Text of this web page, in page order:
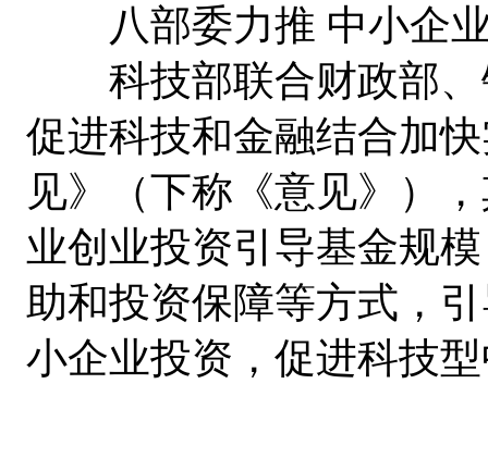
八部委力推 中小企业
科技部联合财政部、
促进科技和金融结合加
见》（下称《意见》）
业创业投资引导基金规
助和投资保障等方式，
小企业投资，促进科技